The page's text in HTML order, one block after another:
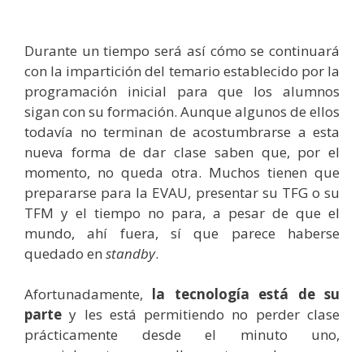
Durante un tiempo será así cómo se continuará
con la impartición del temario establecido por la
programación inicial para que los alumnos
sigan con su formación. Aunque algunos de ellos
todavía no terminan de acostumbrarse a esta
nueva forma de dar clase saben que, por el
momento, no queda otra. Muchos tienen que
prepararse para la EVAU, presentar su TFG o su
TFM y el tiempo no para, a pesar de que el
mundo, ahí fuera, sí que parece haberse
quedado en standby.
Afortunadamente, la tecnología está de su
parte y les está permitiendo no perder clase
prácticamente desde el minuto uno,